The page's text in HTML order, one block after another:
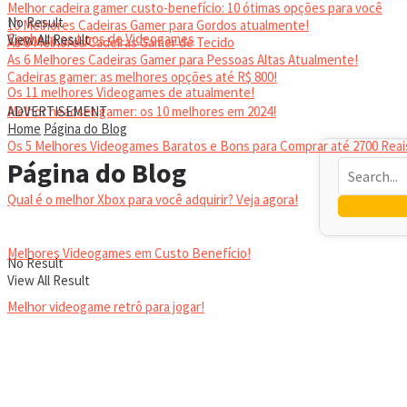
Melhor cadeira gamer custo-benefício: 10 ótimas opções para você
10 Melhores Cadeiras Gamer para Gordos atualmente!
As 6 Melhores Cadeiras Gamer de Tecido
As 6 Melhores Cadeiras Gamer para Pessoas Altas Atualmente!
Cadeiras gamer: as melhores opções até R$ 800!
HEADSET
Melhor headset gamer: os 10 melhores em 2024!
No Result
View All Result
Conheça os tipos de Videogames
Os 11 melhores Videogames de atualmente!
Os 5 Melhores Videogames Baratos e Bons para Comprar até 2700
Qual é o melhor Xbox para você adquirir? Veja agora!
Melhores Videogames em Custo Benefício!
Melhor videogame retrô para jogar!
No Result
View All Result
ADVERTISEMENT
Home Página do Blog
Página do Blog